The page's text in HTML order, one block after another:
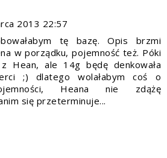
2013 22:57
tę bazę. Opis brzmi
w porządku, pojemność też. Póki
Hean, ale 14g będę denkowała
;) dlatego wolałabym coś o
Heana nie zdążę
się przeterminuje...